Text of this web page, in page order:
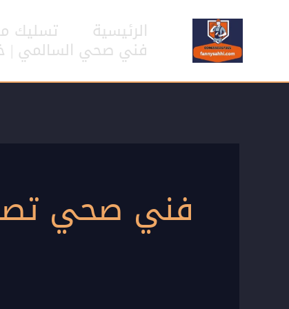
المحتوى
الرئيسية تسليك
فني صحي السالمي |
فني صحي